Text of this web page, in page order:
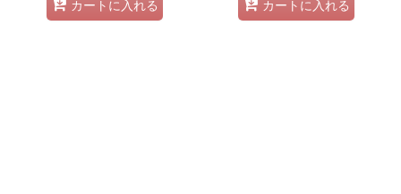
カートに入れる カートに入れる